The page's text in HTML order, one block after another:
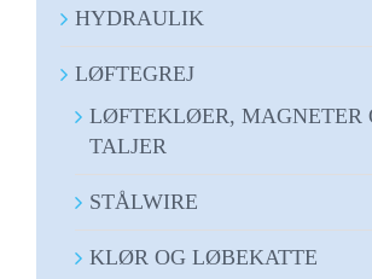
HYDRAULIK
LØFTEGREJ
LØFTEKLØER, MAGNETER
TALJER
STÅLWIRE
KLØR OG LØBEKATTE